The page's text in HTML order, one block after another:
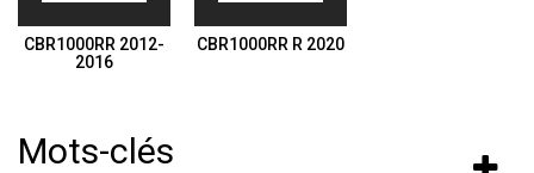
CBR1000RR 2012-
2016
CBR1000RR R 2020
Mots-clés